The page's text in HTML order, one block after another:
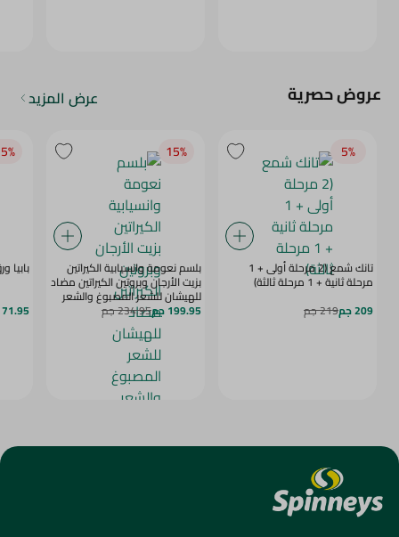
عروض حصرية عرض المزيد
5‎%‎
تانك شمع (2 مرحلة أولى + 1
مرحلة ثانية + 1 مرحلة ثالثة)
209 جم
219 جم
15‎%‎
بلسم نعومة وانسيابية الكيراتين
بزيت الأرجان وبروتين الكيراتين مضاد
للهيشان للشعر المصبوغ والشعر
المعالج بالكيراتين من تريسيمي -
199.95 جم 234.95 جم
بابيا
71.95 جم